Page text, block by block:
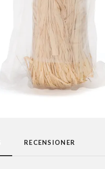
RECENSIONER